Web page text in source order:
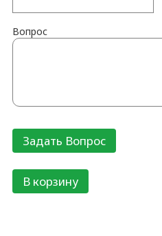
Вопрос
В корзину